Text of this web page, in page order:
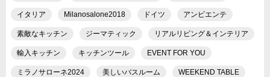
イタリア Milanosalone2018 ドイツ アンビエンテ
素敵なキッチン ジーマティック リアルリビング＆インテリア
輸入キッチン キッチンツール EVENT FOR YOU
ミラノサローネ2024 美しいバスルーム WEEKEND TABLE